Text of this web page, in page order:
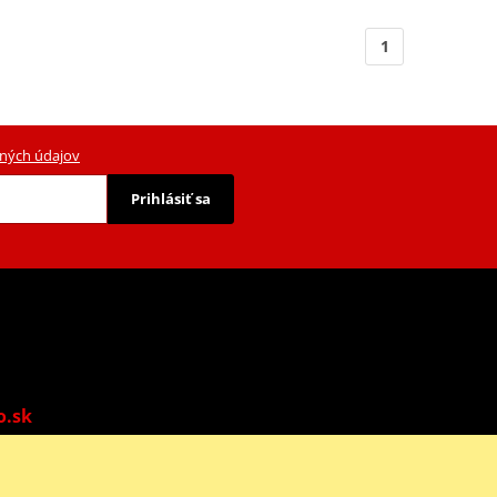
1
údajov
Prihlásiť sa